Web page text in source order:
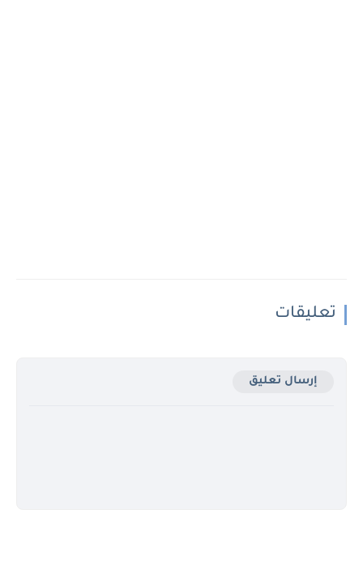
تعليقات
إرسال تعليق